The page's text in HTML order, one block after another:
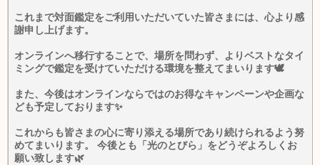
これまで対面鑑定をご利用いただいていた皆さまには、心より感
謝申し上げます。
オンラインへ移行することで、場所を問わず、よりベストなタイ
ミングで鑑定を受けていただける環境を整えてまいります🕊️
また、今後はオンラインならではのお得なキャンペーンや企画な
ども予定しております✨
これからも皆さまの心に寄り添える場所であり続けられるよう努
めてまいります。 今後とも「光のとびら」をどうぞよろしくお
願い致します🌿